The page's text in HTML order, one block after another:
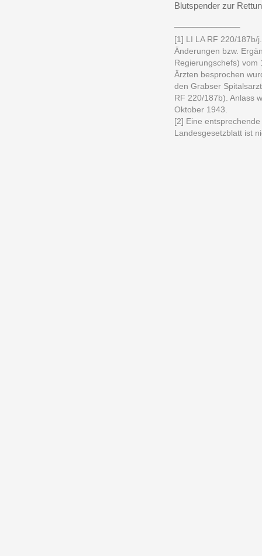
Blutspender zur
[1] LI LA RF 220/187b/
Änderungen bzw.
Regierungschefs) vom
Ärzten besprochen
den Grabser
RF 220/187b). Anlass
Oktober 1943.
[2] Eine
Landesgesetzblatt ist